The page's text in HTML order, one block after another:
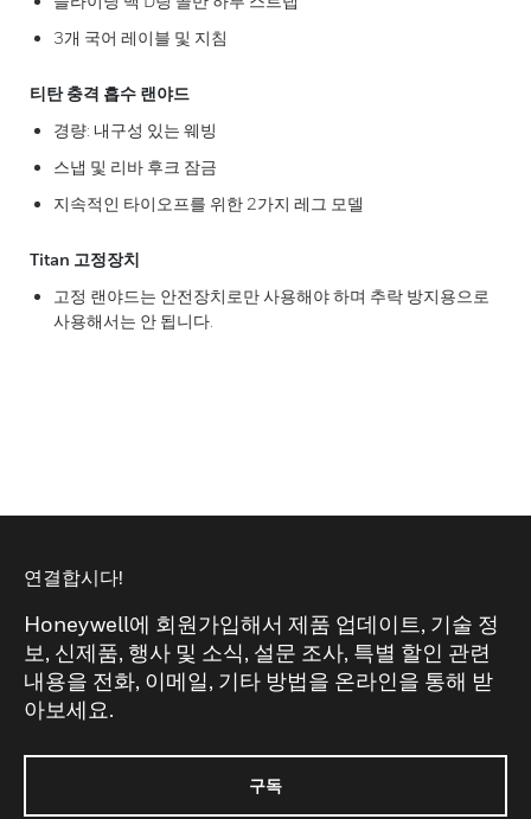
3개 국어 레이블 및 지침
티탄 충격 흡수 랜야드
경량: 내구성 있는 웨빙
스냅 및 리바 후크 잠금
지속적인 타이오프를 위한 2가지 레그 모델
Titan 고정장치
고정 랜야드는 안전장치로만 사용해야 하며 추락 방지용으로
사용해서는 안 됩니다.
연결합시다!
Honeywell에 회원가입해서 제품 업데이트, 기술 정
보, 신제품, 행사 및 소식, 설문 조사, 특별 할인 관련
내용을 전화, 이메일, 기타 방법을 온라인을 통해 받
아보세요.
구독